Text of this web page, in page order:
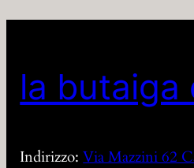
la butaiga
Indirizzo:Via Mazzini 62